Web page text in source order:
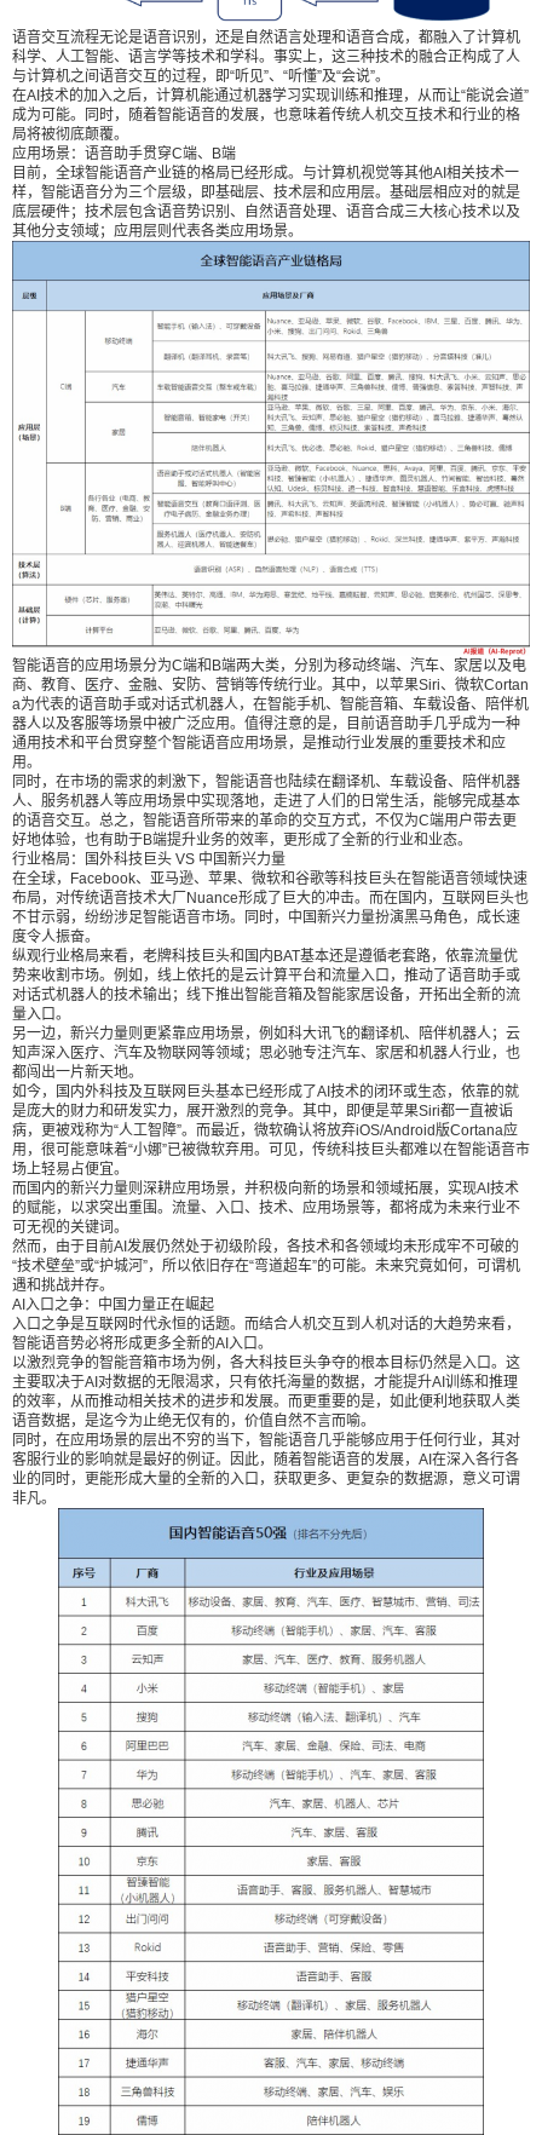
语音交互流程无论是语音识别，还是自然语言处理和语音合成，都融入了计算机
科学、人工智能、语言学等技术和学科。事实上，这三种技术的融合正构成了人
与计算机之间语音交互的过程，即“听见”、“听懂”及“会说”。
在AI技术的加入之后，计算机能通过机器学习实现训练和推理，从而让“能说会道”
成为可能。同时，随着智能语音的发展，也意味着传统人机交互技术和行业的格
局将被彻底颠覆。
应用场景：语音助手贯穿C端、B端
目前，全球智能语音产业链的格局已经形成。与计算机视觉等其他AI相关技术一
样，智能语音分为三个层级，即基础层、技术层和应用层。基础层相应对的就是
底层硬件；技术层包含语音势识别、自然语音处理、语音合成三大核心技术以及
其他分支领域；应用层则代表各类应用场景。
智能语音的应用场景分为C端和B端两大类，分别为移动终端、汽车、家居以及电
商、教育、医疗、金融、安防、营销等传统行业。其中，以苹果Siri、微软Cortan
a为代表的语音助手或对话式机器人，在智能手机、智能音箱、车载设备、陪伴机
器人以及客服等场景中被广泛应用。值得注意的是，目前语音助手几乎成为一种
通用技术和平台贯穿整个智能语音应用场景，是推动行业发展的重要技术和应
用。
同时，在市场的需求的刺激下，智能语音也陆续在翻译机、车载设备、陪伴机器
人、服务机器人等应用场景中实现落地，走进了人们的日常生活，能够完成基本
的语音交互。总之，智能语音所带来的革命的交互方式，不仅为C端用户带去更
好地体验，也有助于B端提升业务的效率，更形成了全新的行业和业态。
行业格局：国外科技巨头 VS 中国新兴力量
在全球，Facebook、亚马逊、苹果、微软和谷歌等科技巨头在智能语音领域快速
布局，对传统语音技术大厂Nuance形成了巨大的冲击。而在国内，互联网巨头也
不甘示弱，纷纷涉足智能语音市场。同时，中国新兴力量扮演黑马角色，成长速
度令人振奋。
纵观行业格局来看，老牌科技巨头和国内BAT基本还是遵循老套路，依靠流量优
势来收割市场。例如，线上依托的是云计算平台和流量入口，推动了语音助手或
对话式机器人的技术输出；线下推出智能音箱及智能家居设备，开拓出全新的流
量入口。
另一边，新兴力量则更紧靠应用场景，例如科大讯飞的翻译机、陪伴机器人；云
知声深入医疗、汽车及物联网等领域；思必驰专注汽车、家居和机器人行业，也
都闯出一片新天地。
如今，国内外科技及互联网巨头基本已经形成了AI技术的闭环或生态，依靠的就
是庞大的财力和研发实力，展开激烈的竞争。其中，即便是苹果Siri都一直被诟
病，更被戏称为“人工智障”。而最近，微软确认将放弃iOS/Android版Cortana应
用，很可能意味着“小娜”已被微软弃用。可见，传统科技巨头都难以在智能语音市
场上轻易占便宜。
而国内的新兴力量则深耕应用场景，并积极向新的场景和领域拓展，实现AI技术
的赋能，以求突出重围。流量、入口、技术、应用场景等，都将成为未来行业不
可无视的关键词。
然而，由于目前AI发展仍然处于初级阶段，各技术和各领域均未形成牢不可破的
“技术壁垒”或“护城河”，所以依旧存在“弯道超车”的可能。未来究竟如何，可谓机
遇和挑战并存。
AI入口之争：中国力量正在崛起
入口之争是互联网时代永恒的话题。而结合人机交互到人机对话的大趋势来看，
智能语音势必将形成更多全新的AI入口。
以激烈竞争的智能音箱市场为例，各大科技巨头争夺的根本目标仍然是入口。这
主要取决于AI对数据的无限渴求，只有依托海量的数据，才能提升AI训练和推理
的效率，从而推动相关技术的进步和发展。而更重要的是，如此便利地获取人类
语音数据，是迄今为止绝无仅有的，价值自然不言而喻。
同时，在应用场景的层出不穷的当下，智能语音几乎能够应用于任何行业，其对
客服行业的影响就是最好的例证。因此，随着智能语音的发展，AI在深入各行各
业的同时，更能形成大量的全新的入口，获取更多、更复杂的数据源，意义可谓
非凡。
融合正构成了人与计算机之间语音交互的过程，即
“听见”、“听懂”及“会说”。 在AI技术的加入之后，计
算机能通过机器学习实现训练和推理，从而让“能说
会道”成为可能。同时，随着智能语音的发展，也意
味着传统人机交互技术和行业的格局将被彻底颠
覆。 应用场景：语音助手贯穿C端、B端 目前，全
球智能语音产业链的格局已经形成。与计算机视觉
等其他AI相关技术一样，智能语音分为三个层级，
即基础层、技术层和应用层。基础层相应对的就是
底层硬件；技术层包含语音势识别、自然语音处
理、语音合成三大核心技术以及其他分支领域；应
用层则代表各类应用场景。 智能语音的应用场景分
为C端和B端两大类，分别为移动终端、汽车、家居
以及电商、教育、医疗、金融、安防、营销等传统
行业。其中，以苹果Siri、微软Cortana为代表的语
音助手或对话式机器人，在智能手机、智能音箱、
车载设备、陪伴机器人以及客服等场景中被广泛应
用。值得注意的是，目前语音助手几乎成为一种通
用技术和平台贯穿整个智能语音应用场景，是推动
行业发展的重要技术和应用。 同时，在市场的需求
的刺激下，智能语音也陆续在翻译机、车载设备、
陪伴机器人、服务机器人等应用场景中实现落地，
走进了人们的日常生活，能够完成基本的语音交
互。总之，智能语音所带来的革命的交互方式，不
仅为C端用户带去更好地体验，也有助于B端提升业
务的效率，更形成了全新的行业和业态。 行业格
局：国外科技巨头 VS 中国新兴力量 在全球，Face
book、亚马逊、苹果、微软和谷歌等科技巨头在智
能语音领域快速布局，对传统语音技术大厂Nuance
形成了巨大的冲击。而在国内，互联网巨头也不甘
示弱，纷纷涉足智能语音市场。同时，中国新兴力
量扮演黑马角色，成长速度令人振奋。 纵观行业格
局来看，老牌科技巨头和国内BAT基本还是遵循老
套路，依靠流量优势来收割市场。例如，线上依托
的是云计算平台和流量入口，推动了语音助手或对
话式机器人的技术输出；线下推出智能音箱及智能
家居设备，开拓出全新的流量入口。 另一边，新兴
力量则更紧靠应用场景，例如科大讯飞的翻译机、
陪伴机器人；云知声深入医疗、汽车及物联网等领
域；思必驰专注汽车、家居和机器人行业，也都闯
出一片新天地。 如今，国内外科技及互联网巨头基
本已经形成了AI技术的闭环或生态，依靠的就是庞
大的财力和研发实力，展开激烈的竞争。其中，即
便是苹果Siri都一直被诟病，更被戏称为“人工智
障”。而最近，微软确认将放弃iOS/Android版Corta
na应用，很可能意味着“小娜”已被微软弃用。可
见，传统科技巨头都难以在智能语音市场上轻易占
便宜。 而国内的新兴力量则深耕应用场景，并积极
向新的场景和领域拓展，实现AI技术的赋能，以求
突出重围。流量、入口、技术、应用场景等，都将
成为未来行业不可无视的关键词。 然而，由于目前
AI发展仍然处于初级阶段，各技术和各领域均未形
成牢不可破的“技术壁垒”或“护城河”，所以依旧存在
“弯道超车”的可能。未来究竟如何，可谓机遇和挑战
并存。 AI入口之争：中国力量正在崛起 入口之争是
互联网时代永恒的话题。而结合人机交互到人机对
话的大趋势来看，智能语音势必将形成更多全新的A
I入口。 以激烈竞争的智能音箱市场为例，各大科技
巨头争夺的根本目标仍然是入口。这主要取决于AI
对数据的无限渴求，只有依托海量的数据，才能提
升AI训练和推理的效率，从而推动相关技术的进步
和发展。而更重要的是，如此便利地获取人类语音
数据，是迄今为止绝无仅有的，价值自然不言而
喻。 同时，在应用场景的层出不穷的当下，智能语
音几乎能够应用于任何行业，其对客服行业的影响
就是最好的例证。因此，随着智能语音的发展，AI
在深入各行各业的同时，更能形成大量的全新的入
口，获取更多、更复杂的数据源，意义可谓非凡。
总而言之，智能语音是AI从感知到认知，再到决策
这一AI闭环中的核心技术。借助国内丰富的应用场
给Nancy打赏
2 元 5 元 10 元
20 元 50 元 自定义
付费内容
¥